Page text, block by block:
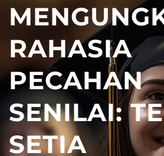
RAHASIA
PECAHAN
SENILAI:
SETIA